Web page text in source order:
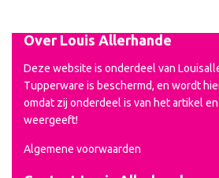
Over Louis Allerhande
Deze website is onderdeel van
Tupperware is beschermd, en wordt
omdat zij onderdeel is van het artikel
weergeeft!
Algemene voorwaarden